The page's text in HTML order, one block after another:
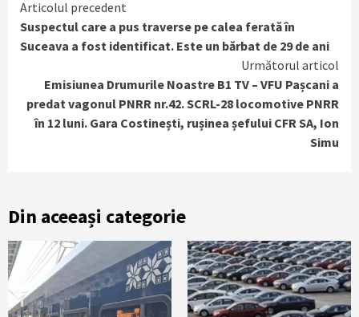
Continue
Reading
Articolul precedent
Suspectul care a pus traverse pe calea ferată în
Suceava a fost identificat. Este un bărbat de 29 de ani
Următorul articol
Emisiunea Drumurile Noastre B1 TV – VFU Pașcani a
predat vagonul PNRR nr.42. SCRL-28 locomotive PNRR
în 12 luni. Gara Costinești, rușinea șefului CFR SA, Ion
Simu
Din aceeași categorie